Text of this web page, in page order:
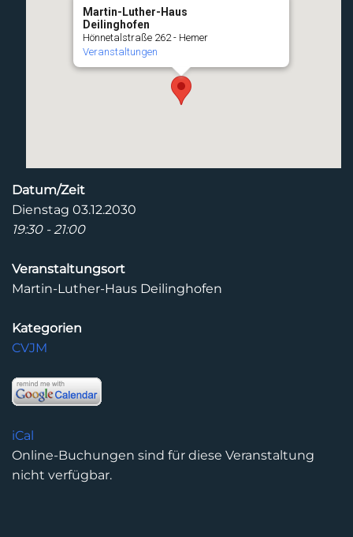
Martin-Luther-Haus
Deilinghofen
Hönnetalstraße 262 - Hemer
Veranstaltungen
Datum/Zeit
Dienstag 03.12.2030
19:30 - 21:00
Veranstaltungsort
Martin-Luther-Haus Deilinghofen
Kategorien
CVJM
iCal
Online-Buchungen sind für diese Veranstaltung
nicht verfügbar.